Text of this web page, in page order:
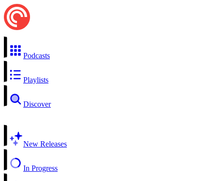
Podcasts
Playlists
Discover
New Releases
In Progress